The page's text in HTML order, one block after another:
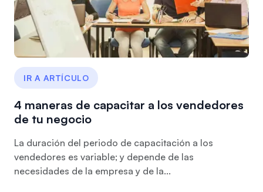
IR A ARTÍCULO
4 maneras de capacitar a los vendedores
de tu negocio
La duración del periodo de capacitación a los
vendedores es variable; y depende de las
necesidades de la empresa y de la...